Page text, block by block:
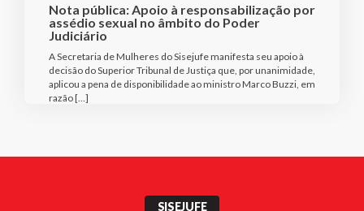
Nota pública: Apoio à responsabilização por
assédio sexual no âmbito do Poder
Judiciário
A Secretaria de Mulheres do Sisejufe manifesta seu apoio à
decisão do Superior Tribunal de Justiça que, por unanimidade,
aplicou a pena de disponibilidade ao ministro Marco Buzzi, em
razão […]
SISEJUFE